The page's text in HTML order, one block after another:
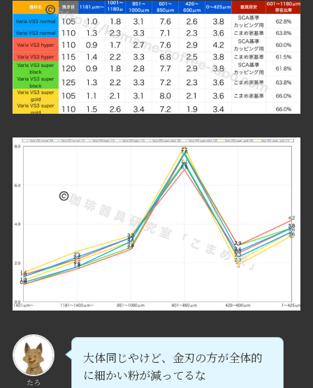
たろ
大体同じやけど、金刃の方が全体的
に細かい粉が減ってるな